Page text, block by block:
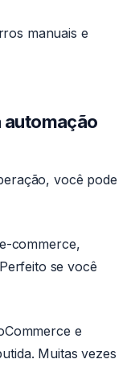
manuais e
automação
você pode
commerce,
se você
e
Muitas vezes